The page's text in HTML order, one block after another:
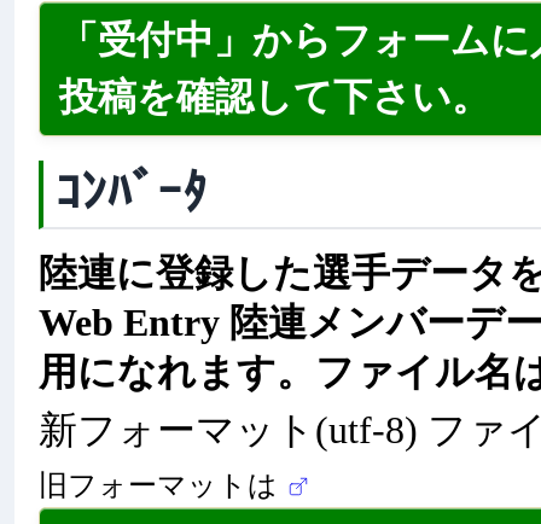
「受付中」からフォーム
投稿を確認して下さい。
ｺﾝﾊﾞｰﾀ
陸連に登録した選手データ
Web Entry 陸連メンバーデ
用になれます。ファイル名
新フォーマット(utf-8) ファ
旧フォーマットは